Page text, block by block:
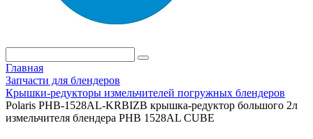
Главная
Запчасти для блендеров
Крышки-редукторы измельчителей погружных блендеров
Polaris PHB-1528AL-KRBIZB крышка-редуктор большого 2л
измельчителя блендера PHB 1528AL CUBE